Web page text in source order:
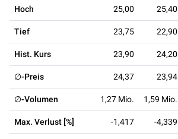
Hoch 25,00 25,40
Tief 23,75 22,90
Hist. Kurs 23,90 24,20
∅-Preis 24,37 23,94
∅-Volumen 1,27 Mio. 1,59 Mio.
Max. Verlust [%] -1,417 -4,339